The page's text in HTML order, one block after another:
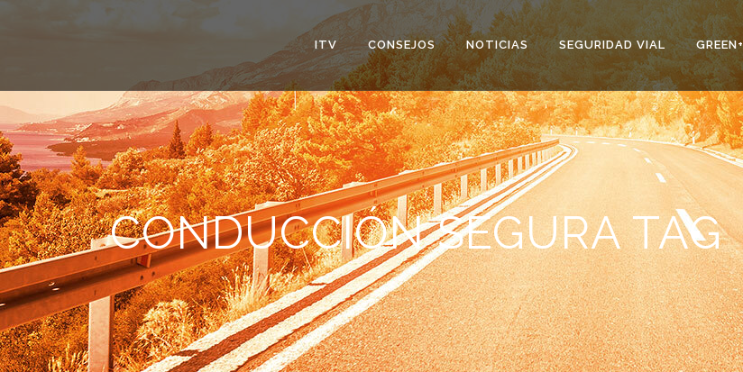
ITV CONSEJOS NOTICIAS SEGURIDAD VIAL GREEN+
CONDUCCIÓN SEGURA TAG